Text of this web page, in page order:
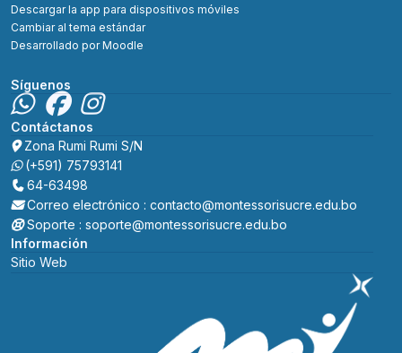
Descargar la app para dispositivos móviles
Cambiar al tema estándar
Desarrollado porMoodle
Información
Sitio Web
Contáctanos
Zona Rumi Rumi S/N
(+591) 75793141
64-63498
Correo electrónico : contacto@montessorisucre.edu.bo
Soporte : soporte@montessorisucre.edu.bo
Síguenos